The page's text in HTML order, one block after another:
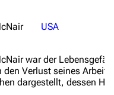
USA
war der
den Verlust seines
dargestellt, dessen